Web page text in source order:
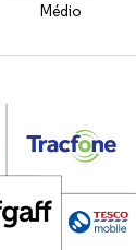
Médio
O reuso requer